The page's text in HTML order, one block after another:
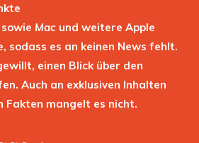
sowie Mac und weitere Apple
sodass es an keinen News fehlt.
einen Blick über den
Auch an exklusiven Inhalten
Fakten mangelt es nicht.